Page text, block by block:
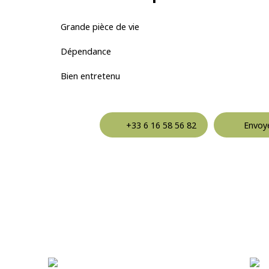
Grande pièce de vie
Dépendance
Bien entretenu
+33 6 16 58 56 82